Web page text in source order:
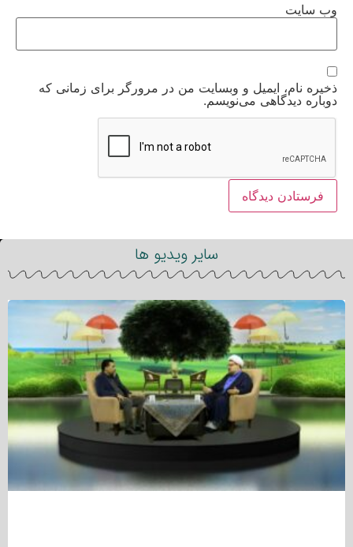
وب‌ سایت
ذخیره نام، ایمیل و وبسایت من در مرورگر برای زمانی که
دوباره دیدگاهی می‌نویسم.
سایر ویدیو ها